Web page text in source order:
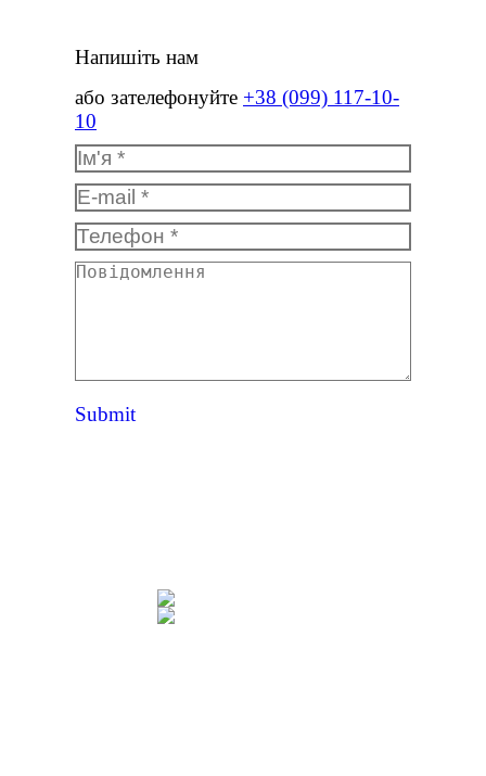
Напишіть нам
або зателефонуйте +38 (099) 117-10-
10
Ім'я *
E-mail *
Телефон *
Повідомлення
Submit